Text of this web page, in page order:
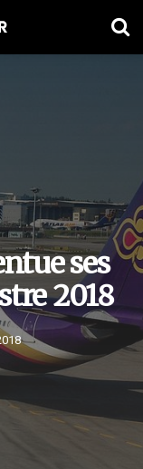
ses
2018